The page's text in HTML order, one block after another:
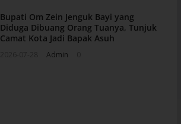
Bupati Om Zein Jenguk Bayi yang
Diduga Dibuang Orang Tuanya, Tunjuk
Camat Kota Jadi Bapak Asuh
Admin